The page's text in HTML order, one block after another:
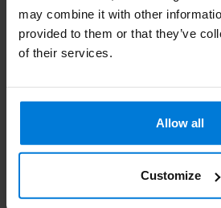
may combine it with other
provided to them or that they’ve
of their services.
Allow all
Customize
Recent bekeken